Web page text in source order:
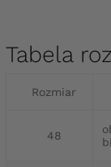
Tabela
Rozmiar
48